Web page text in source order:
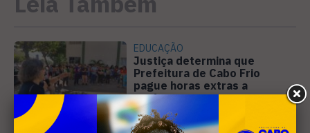
EDUCAÇÃO
Justiça determina que
Prefeitura de Cabo Frio
pague horas extras a
professores